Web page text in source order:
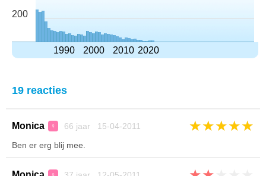
200
1990 2000 2010 2020
19 reacties
Monica ♀ 66 jaar 15-04-2011 ★★★★★
Ben er erg blij mee.